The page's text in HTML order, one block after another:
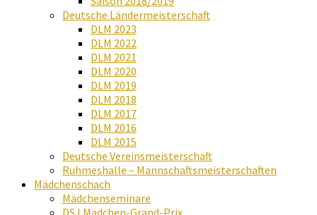
Deutsche Ländermeisterschaft
DLM 2023
DLM 2022
DLM 2021
DLM 2020
DLM 2019
DLM 2018
DLM 2017
DLM 2016
DLM 2015
Deutsche Vereinsmeisterschaft
Ruhmeshalle – Mannschaftsmeisterschaften
Mädchenschach
Mädchenseminare
DSJ Mädchen-Grand-Prix